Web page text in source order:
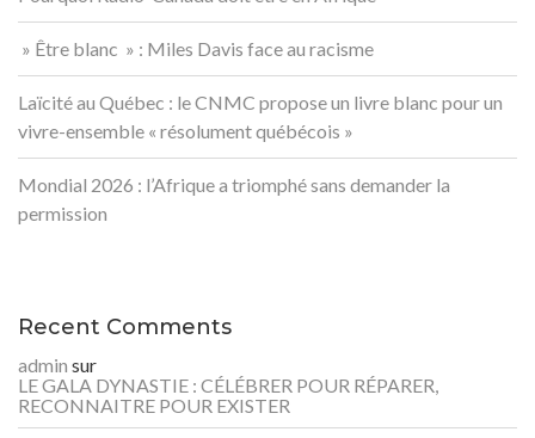
» Être blanc » : Miles Davis face au racisme
Laïcité au Québec : le CNMC propose un livre blanc pour un
vivre-ensemble « résolument québécois »
Mondial 2026 : l’Afrique a triomphé sans demander la
permission
Recent Comments
admin sur
LE GALA DYNASTIE : CÉLÉBRER POUR RÉPARER,
RECONNAITRE POUR EXISTER